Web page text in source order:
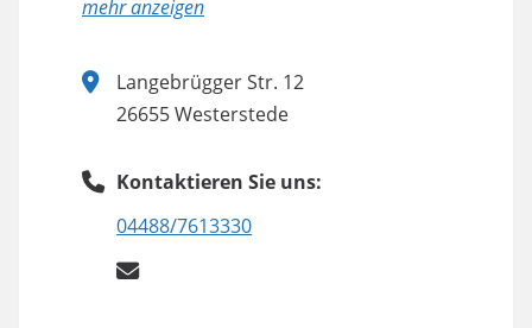
anzeigen
Langebrügger Str. 12
26655 Westerstede
Kontaktieren Sie uns:
04488/7613330